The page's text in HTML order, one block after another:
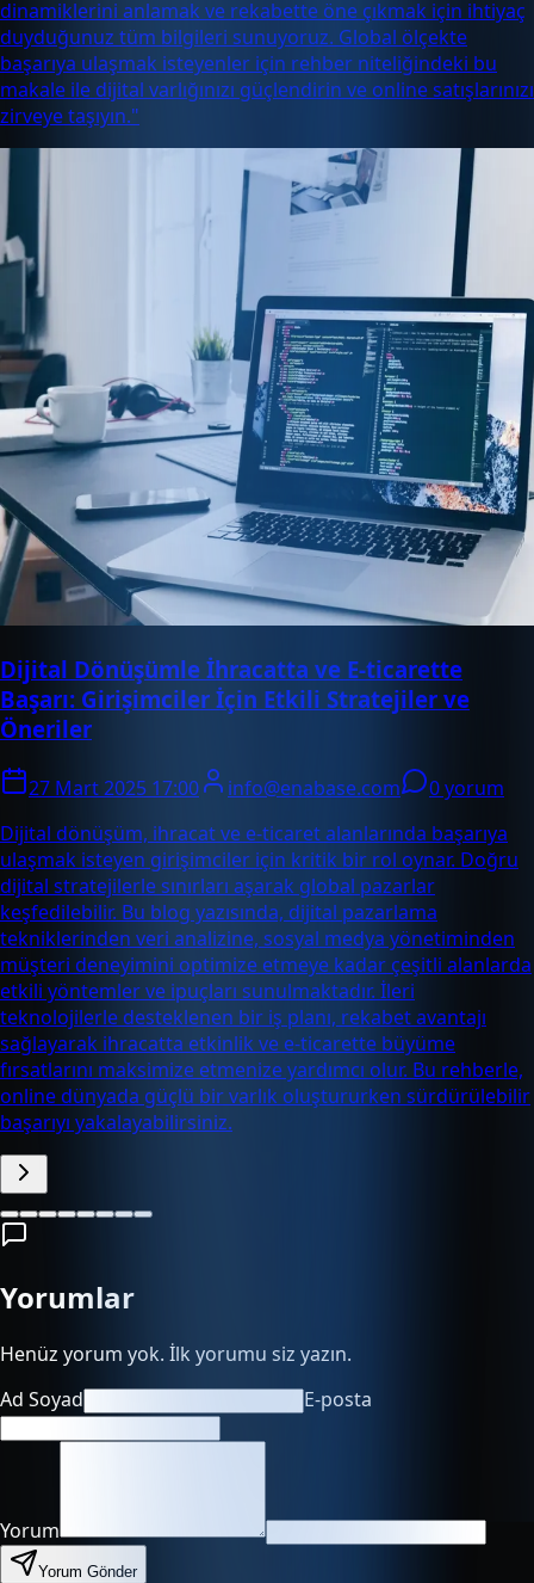
dinamiklerini anlamak ve rekabette öne çıkmak için ihtiyaç
duyduğunuz tüm bilgileri sunuyoruz. Global ölçekte
başarıya ulaşmak isteyenler için rehber niteliğindeki bu
makale ile dijital varlığınızı güçlendirin ve online satışlarınızı
zirveye taşıyın."
Dijital Dönüşümle İhracatta ve E-ticarette
Başarı: Girişimciler İçin Etkili Stratejiler ve
Öneriler
27 Mart 2025 17:00 info@enabase.com
0 yorum
Dijital dönüşüm, ihracat ve e-ticaret alanlarında başarıya
ulaşmak isteyen girişimciler için kritik bir rol oynar. Doğru
dijital stratejilerle sınırları aşarak global pazarlar
keşfedilebilir. Bu blog yazısında, dijital pazarlama
tekniklerinden veri analizine, sosyal medya yönetiminden
müşteri deneyimini optimize etmeye kadar çeşitli alanlarda
etkili yöntemler ve ipuçları sunulmaktadır. İleri
teknolojilerle desteklenen bir iş planı, rekabet avantajı
sağlayarak ihracatta etkinlik ve e-ticarette büyüme
fırsatlarını maksimize etmenize yardımcı olur. Bu rehberle,
online dünyada güçlü bir varlık oluştururken sürdürülebilir
başarıyı yakalayabilirsiniz.
Yorumlar
Henüz yorum yok. İlk yorumu siz yazın.
Ad Soyad
E-posta
Yorum
Yorum Gönder